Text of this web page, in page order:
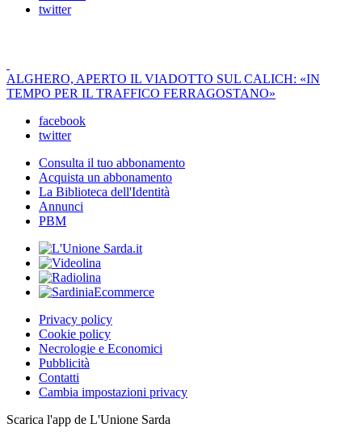
twitter
ALGHERO, APERTO IL VIADOTTO SUL CALICH: «IN
TEMPO PER IL TRAFFICO FERRAGOSTANO»
facebook
twitter
Consulta il tuo abbonamento
Acquista un abbonamento
La Biblioteca dell'Identità
Annunci
PBM
Privacy policy
Cookie policy
Necrologie e Economici
Pubblicità
Contatti
Cambia impostazioni privacy
Scarica l'app de L'Unione Sarda